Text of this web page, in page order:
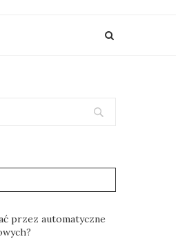
przez automatyczne